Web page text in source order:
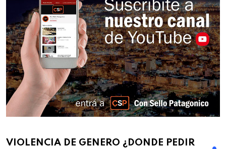
VIOLENCIA DE GENERO ¿DONDE PEDIR